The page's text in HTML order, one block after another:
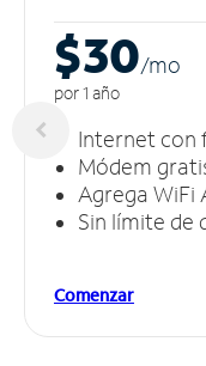
$30/mo
por 1 año
Internet con
Módem
Agrega WiFi
Sin límite de
Comenzar